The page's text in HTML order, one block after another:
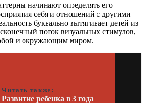
начинают определять его
себя и отношений с другими
буквально вытягивает детей из
поток визуальных стимулов,
и окружающим миром.
Читать также:
Развитие ребенка в 3 года